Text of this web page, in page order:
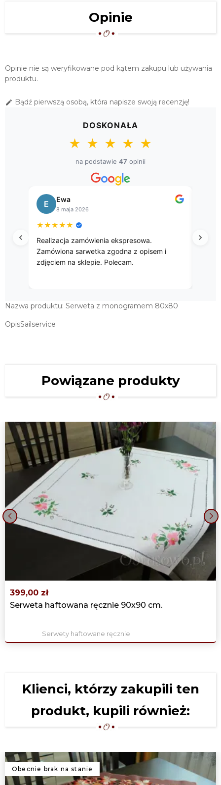
Opinie
Opinie nie są weryfikowane pod kątem zakupu lub używania
produktu.
 Bądź pierwszą osobą, która napisze swoją recenzję!
DOSKONAŁA
★ ★ ★ ★ ★
na podstawie 47 opinii
ekspresowa.
zgodna z opisem i
Polecam.
Przepięke gobelinowe obrusy.
Nazwa produktu: Serweta z monogramem 80x80
OpisSailservice
Powiązane produkty
399,00 zł
Serweta haftowana ręcznie 90x90 cm.
Serwety haftowane ręcznie
Klienci, którzy zakupili ten
produkt, kupili również:
Obecnie brak na stanie